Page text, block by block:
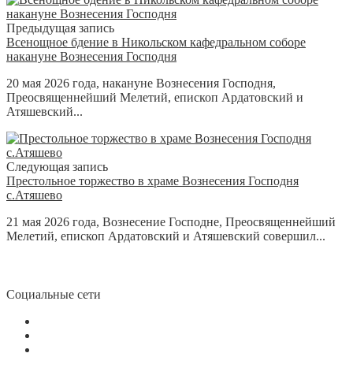
Предыдущая запись
Всенощное бдение в Никольском кафедральном соборе
накануне Вознесения Господня
20 мая 2026 года, накануне Вознесения Господня,
Преосвященнейший Мелетий, епископ Ардатовский и
Атяшевский...
Следующая запись
Престольное торжество в храме Вознесения Господня
с.Атяшево
21 мая 2026 года, Вознесение Господне, Преосвященнейший
Мелетий, епископ Ардатовский и Атяшевский совершил...
Социальные сети